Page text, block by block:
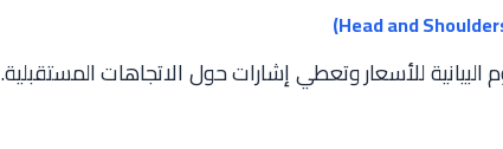
للأسعار وتعطي إشارات حول الاتجاهات المستقبلية.